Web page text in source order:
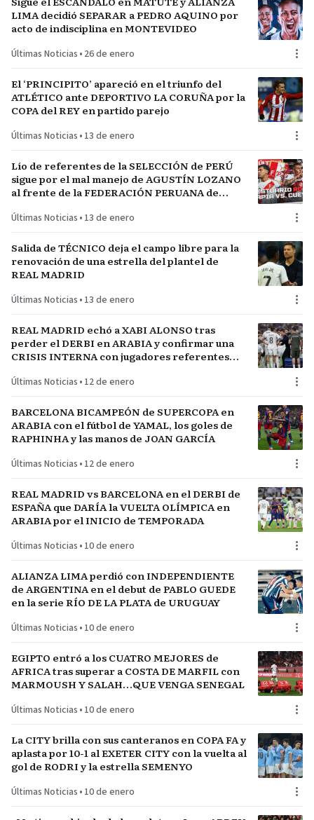
LIMA decidió SEPARAR a PEDRO AQUINO por
acto de indisciplina en MONTEVIDEO
Últimas Noticias • 26 de enero
El ‘PRINCIPITO’ apareció en el triunfo del
ATLÉTICO ante DEPORTIVO LA CORUÑA por la
COPA del REY en partido parejo
Últimas Noticias • 13 de enero
Lío de referentes de la SELECCIÓN de PERÚ
sigue por el mal manejo de AGUSTÍN LOZANO
al frente de la FEDERACIÓN PERUANA de
Últimas Noticias • 13 de enero
Salida de TÉCNICO deja el campo libre para la
renovación de una estrella del plantel de
REAL MADRID
Últimas Noticias • 13 de enero
REAL MADRID echó a XABI ALONSO tras
perder el DERBI en ARABIA y confirmar una
CRISIS INTERNA con jugadores referentes
Últimas Noticias • 12 de enero
BARCELONA BICAMPEÓN de SUPERCOPA en
ARABIA con el fútbol de YAMAL, los goles de
RAPHINHA y las manos de JOAN GARCÍA
Últimas Noticias • 12 de enero
REAL MADRID vs BARCELONA en el DERBI de
ESPAÑA que DARÍA la VUELTA OLÍMPICA en
ARABIA por el INICIO de TEMPORADA
Últimas Noticias • 10 de enero
ALIANZA LIMA perdió con INDEPENDIENTE
de ARGENTINA en el debut de PABLO GUEDE
en la serie RÍO DE LA PLATA de URUGUAY
Últimas Noticias • 10 de enero
EGIPTO entró a los CUATRO MEJORES de
AFRICA tras superar a COSTA DE MARFIL con
MARMOUSH Y SALAH…QUE VENGA SENEGAL
Últimas Noticias • 10 de enero
La CITY brilla con sus canteranos en COPA FA y
aplasta por 10-1 al EXETER CITY con la vuelta al
gol de RODRI y la estrella SEMENYO
Últimas Noticias • 10 de enero